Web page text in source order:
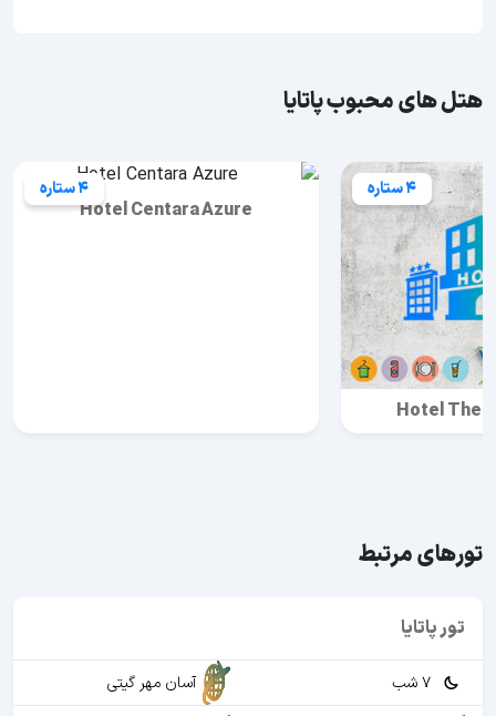
هتل های محبوب پاتایا
4 ستاره
Hotel The
4 ستاره
Hotel Centara Azure
تورهای مرتبط
تور پاتایا
7 شب آسان مهر گیتی